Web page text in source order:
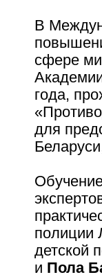
В
сфере
года,
для
полиции
детской
и Пола